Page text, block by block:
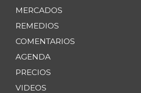
MERCADOS
REMEDIOS
COMENTARIOS
AGENDA
PRECIOS
VIDEOS